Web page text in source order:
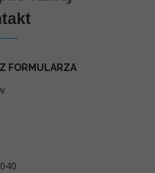
FORMULARZA